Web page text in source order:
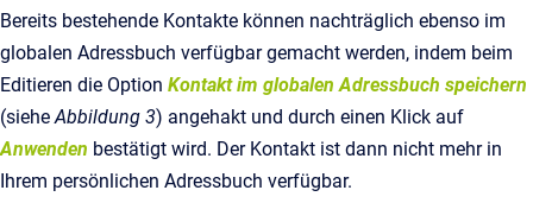
Bereits bestehende Kontakte können nachträglich ebenso im
globalen Adressbuch verfügbar gemacht werden, indem beim
Editieren die Option Kontakt im globalen Adressbuch speichern
(siehe Abbildung 3) angehakt und durch einen Klick auf
Anwenden bestätigt wird. Der Kontakt ist dann nicht mehr in
Ihrem persönlichen Adressbuch verfügbar.